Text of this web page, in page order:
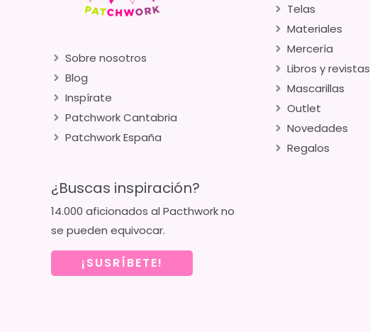
Sobre nosotros
Blog
Inspírate
Patchwork Cantabria
Patchwork España
¿Buscas inspiración?
14.000 aficionados al Pacthwork no
se pueden equivocar.
¡SUSRÍBETE!
Telas
Materiales
Mercería
Libros y revistas
Mascarillas
Outlet
Novedades
Regalos